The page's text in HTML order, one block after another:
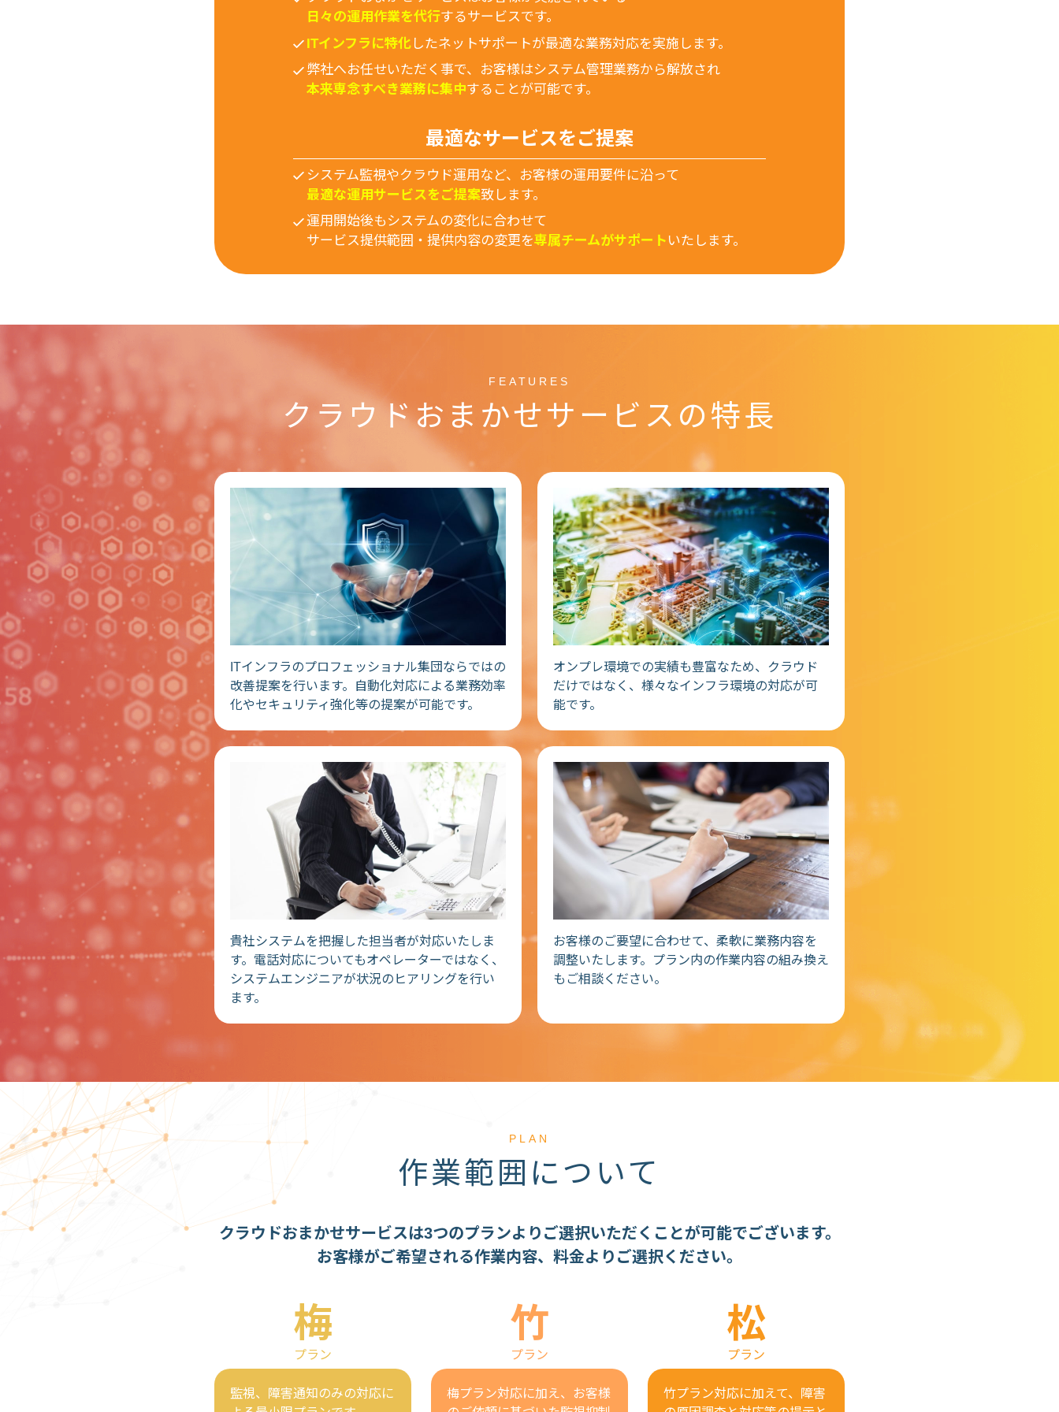
日々の運用作業を代行するサービスです。
ITインフラに特化 したネットサポートが最適な業務対応を実施します。
弊社へお任せいただく事で、お客様はシステム管理業務から解放され
本来専念すべき業務に集中することが可能です。
最適なサービスをご提案
システム監視やクラウド運用など、お客様の運用要件に沿って
最適な運用サービスをご提案致します。
運用開始後もシステムの変化に合わせて
サービス提供範囲・提供内容の変更を専属チームがサポート いたします。
FEATURES
クラウドおまかせサービスの特長
ITインフラのプロフェッショナル集団ならではの
改善提案を行います。自動化対応による業務効率
化やセキュリティ強化等の提案が可能です。
オンプレ環境での実績も豊富なため、クラウド
だけではなく、様々なインフラ環境の対応が可
能です。
貴社システムを把握した担当者が対応いたしま
す。電話対応についてもオペレーターではなく、
システムエンジニアが状況のヒアリングを行い
ます。
お客様のご要望に合わせて、柔軟に業務内容を
調整いたします。プラン内の作業内容の組み換え
もご相談ください。
PLAN
作業範囲について
クラウドおまかせサービスは3つのプランよりご選択いただくことが可能でございます。
お客様がご希望される作業内容、料金よりご選択ください。
梅
プラン
監視、障害通知のみの対応に
竹
プラン
梅プラン対応に加え、お客様
松
プラン
竹プラン対応に加えて、障害